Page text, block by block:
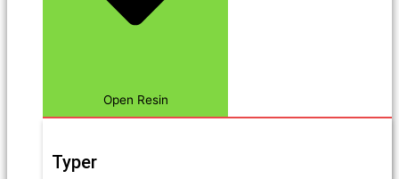
Open Resin
Typer